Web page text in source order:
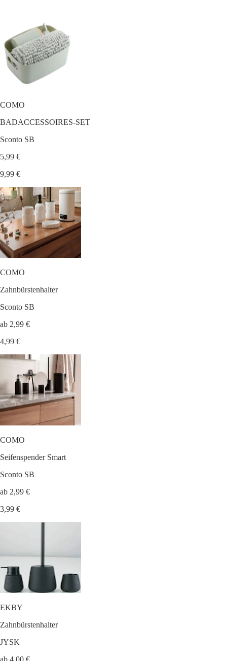
COMO
BADACCESSOIRES-SET
Sconto SB
5,99 €
9,99 €
COMO
Zahnbürstenhalter
Sconto SB
ab 2,99 €
4,99 €
COMO
Seifenspender Smart
Sconto SB
ab 2,99 €
3,99 €
EKBY
Zahnbürstenhalter
JYSK